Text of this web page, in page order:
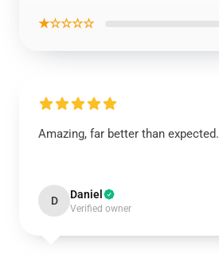
★☆☆☆☆
Amazing, far better than expected.
D Daniel
Verified owner